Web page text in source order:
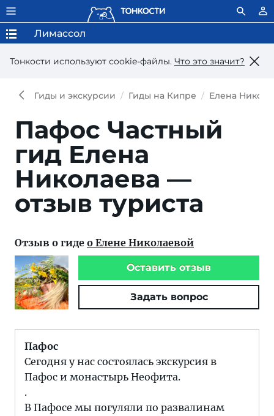
Тонкости используют сookie-файлы. Что это значит?
Лимассол
Гиды и экскурсии Гиды на Кипре Елена
Пафос Частный
гид Елена
Николаева —
отзыв туриста
Отзыв о гиде о Елене Николаевой
Оставить отзыв
Задать вопрос
Пафос
Сегодня у нас состоялась экскурсия в
Пафос и монастырь Неофита.
.
В Пафосе мы погуляли по развалинам